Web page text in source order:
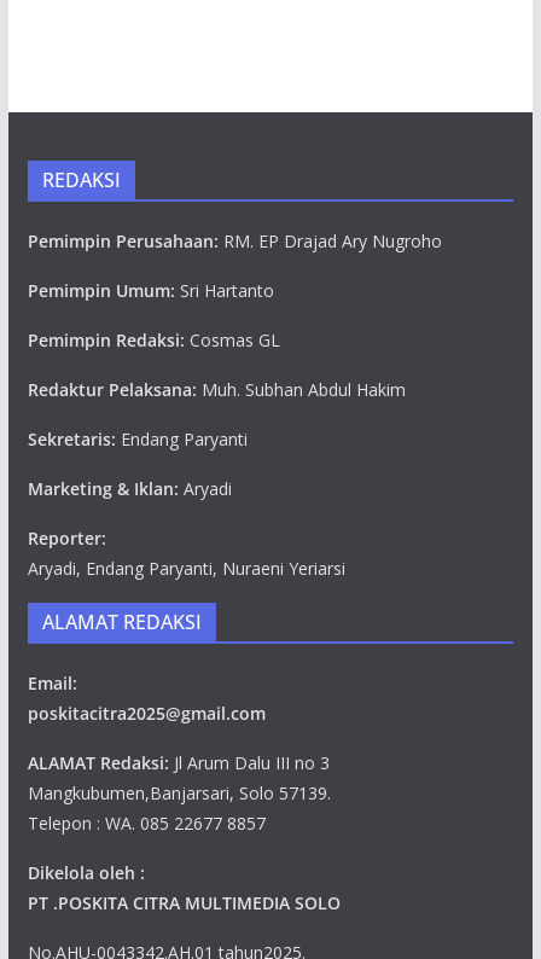
REDAKSI
Pemimpin Perusahaan: RM. EP Drajad Ary Nugroho
Pemimpin Umum: Sri Hartanto
Pemimpin Redaksi: Cosmas GL
Redaktur Pelaksana: Muh. Subhan Abdul Hakim
Sekretaris: Endang Paryanti
Marketing & Iklan: Aryadi
Reporter:
Aryadi, Endang Paryanti, Nuraeni Yeriarsi
ALAMAT REDAKSI
Email:
poskitacitra2025@gmail.com
ALAMAT Redaksi: Jl Arum Dalu III no 3
Mangkubumen,Banjarsari, Solo 57139.
Telepon : WA. 085 22677 8857
Dikelola oleh :
PT .POSKITA CITRA MULTIMEDIA SOLO
No.AHU-0043342.AH.01 tahun2025.